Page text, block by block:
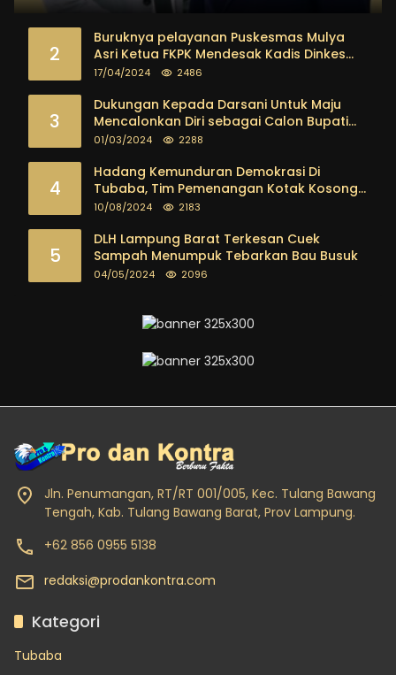
2
Buruknya pelayanan Puskesmas Mulya
Asri Ketua FKPK Mendesak Kadis Dinkes
Tubaba Ambil Tindakan Tegas
17/04/2024 2486
3
Dukungan Kepada Darsani Untuk Maju
Mencalonkan Diri sebagai Calon Bupati
Tubaba Terus Mengalir Baik Dari
masyarakat
01/03/2024 2288
4
Hadang Kemunduran Demokrasi Di
Tubaba, Tim Pemenangan Kotak Kosong
Segera Dibentuk
10/08/2024 2183
5
DLH Lampung Barat Terkesan Cuek
Sampah Menumpuk Tebarkan Bau Busuk
04/05/2024 2096
Jln. Penumangan, RT/RT 001/005, Kec. Tulang Bawang
Tengah, Kab. Tulang Bawang Barat, Prov Lampung.
+62 856 0955 5138
redaksi@prodankontra.com
Kategori
Tubaba